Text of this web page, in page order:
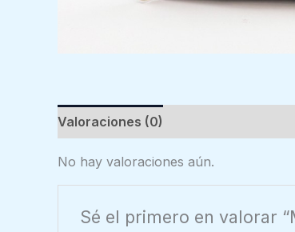
Valoraciones (0)
No hay valoraciones aún.
Sé el primero en valorar